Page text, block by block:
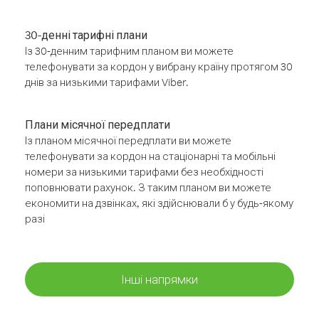
30-денні тарифні плани
Із 30-денним тарифним планом ви можете
телефонувати за кордон у вибрану країну протягом 30
днів за низькими тарифами Viber.
Плани місячної передплати
Із планом місячної передплати ви можете
телефонувати за кордон на стаціонарні та мобільні
номери за низькими тарифами без необхідності
поповнювати рахунок. З таким планом ви можете
економити на дзвінках, які здійснювали б у будь-якому
разі
Інші напрямки